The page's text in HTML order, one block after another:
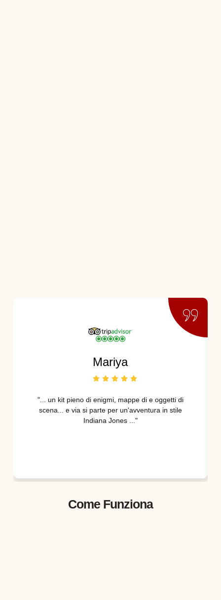
Mariya
"... un kit pieno di enigmi, mappe di e oggetti di
scena... e via si parte per un'avventura in stile
Indiana Jones ..."
Come Funziona